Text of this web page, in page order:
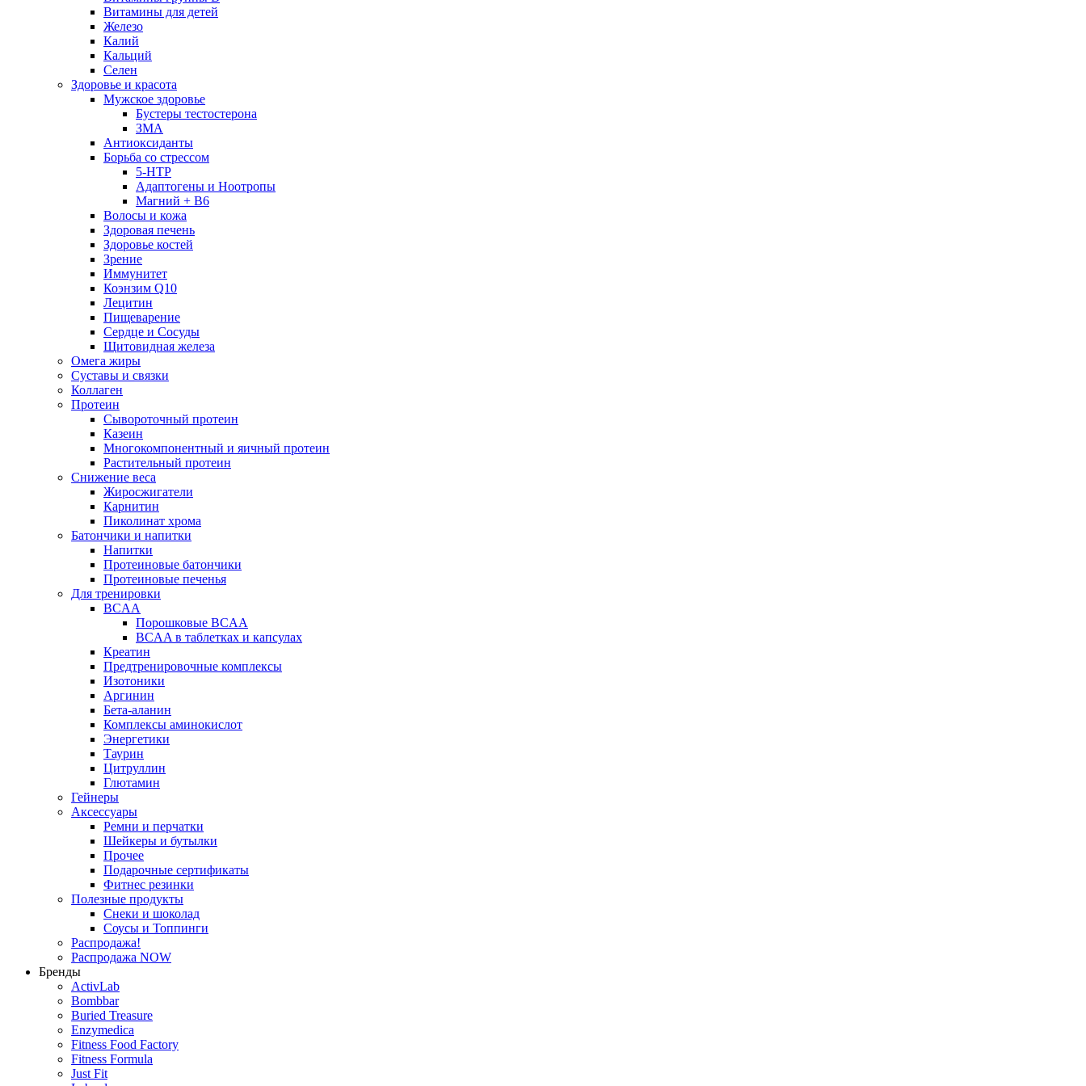
Витамины для детей
Железо
Калий
Кальций
Селен
Здоровье и красота
Мужское здоровье
Бустеры тестостерона
ЗМА
Антиоксиданты
Борьба со стрессом
5-HTP
Адаптогены и Ноотропы
Магний + В6
Волосы и кожа
Здоровая печень
Здоровье костей
Зрение
Иммунитет
Коэнзим Q10
Лецитин
Пищеварение
Сердце и Сосуды
Щитовидная железа
Омега жиры
Суставы и связки
Коллаген
Протеин
Сывороточный протеин
Казеин
Многокомпонентный и яичный протеин
Растительный протеин
Снижение веса
Жиросжигатели
Карнитин
Пиколинат хрома
Батончики и напитки
Напитки
Протеиновые батончики
Протеиновые печенья
Для тренировки
BCAA
Порошковые BCAA
BCAA в таблетках и капсулах
Креатин
Предтренировочные комплексы
Изотоники
Аргинин
Бета-аланин
Комплексы аминокислот
Энергетики
Таурин
Цитруллин
Глютамин
Гейнеры
Аксессуары
Ремни и перчатки
Шейкеры и бутылки
Прочее
Подарочные сертификаты
Фитнес резинки
Полезные продукты
Снеки и шоколад
Соусы и Топпинги
Распродажа!
Распродажа NOW
Бренды
ActivLab
Bombbar
Buried Treasure
Enzymedica
Fitness Food Factory
Fitness Formula
Just Fit